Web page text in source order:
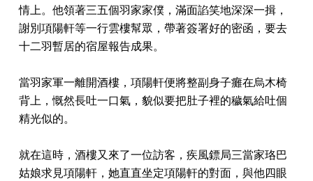
情上。他領著三五個羽家家僕，滿面諂笑地深深一揖，
謝別項陽軒等一行雲樓幫眾，帶著簽署好的密函，要去
十二羽暫居的宿屋報告成果。
當羽家軍一離開酒樓，項陽軒便將整副身子癱在烏木椅
背上，慨然長吐一口氣，貌似要把肚子裡的穢氣給吐個
精光似的。
就在這時，酒樓又來了一位訪客，疾風鏢局三當家珞巴
姑娘求見項陽軒，她直直坐定項陽軒的對面，與他四眼